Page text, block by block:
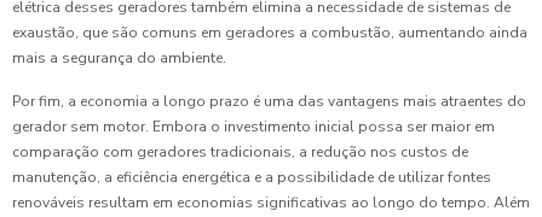
elétrica desses geradores também elimina a necessidade de sistemas de
exaustão, que são comuns em geradores a combustão, aumentando ainda
mais a segurança do ambiente.
Por fim, a economia a longo prazo é uma das vantagens mais atraentes do
gerador sem motor. Embora o investimento inicial possa ser maior em
comparação com geradores tradicionais, a redução nos custos de
manutenção, a eficiência energética e a possibilidade de utilizar fontes
renováveis resultam em economias significativas ao longo do tempo. Além